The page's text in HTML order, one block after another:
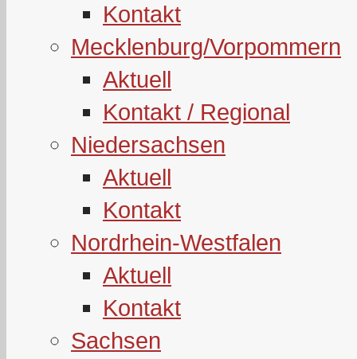
Kontakt
Mecklenburg/Vorpommern
Aktuell
Kontakt / Regional
Niedersachsen
Aktuell
Kontakt
Nordrhein-Westfalen
Aktuell
Kontakt
Sachsen